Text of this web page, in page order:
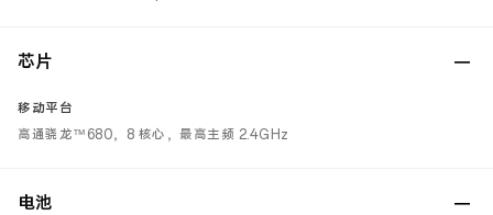
芯片
移动平台
高通骁龙™680，8 核心，最高主频 2.4GHz
电池